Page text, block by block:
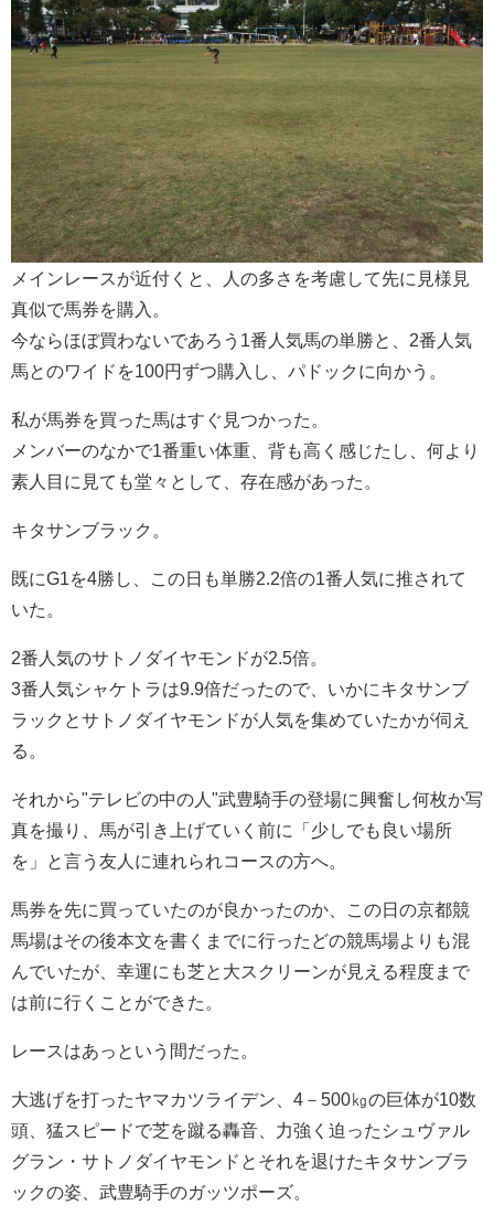
メインレースが近付くと、人の多さを考慮して先に見様見
真似で馬券を購入。
今ならほぼ買わないであろう1番人気馬の単勝と、2番人気
馬とのワイドを100円ずつ購入し、パドックに向かう。
私が馬券を買った馬はすぐ見つかった。
メンバーのなかで1番重い体重、背も高く感じたし、何より
素人目に見ても堂々として、存在感があった。
キタサンブラック。
既にG1を4勝し、この日も単勝2.2倍の1番人気に推されて
いた。
2番人気のサトノダイヤモンドが2.5倍。
3番人気シャケトラは9.9倍だったので、いかにキタサンブ
ラックとサトノダイヤモンドが人気を集めていたかが伺え
る。
それから"テレビの中の人"武豊騎手の登場に興奮し何枚か写
真を撮り、馬が引き上げていく前に「少しでも良い場所
を」と言う友人に連れられコースの方へ。
馬券を先に買っていたのが良かったのか、この日の京都競
馬場はその後本文を書くまでに行ったどの競馬場よりも混
んでいたが、幸運にも芝と大スクリーンが見える程度まで
は前に行くことができた。
レースはあっという間だった。
大逃げを打ったヤマカツライデン、4－500㎏の巨体が10数
頭、猛スピードで芝を蹴る轟音、力強く迫ったシュヴァル
グラン・サトノダイヤモンドとそれを退けたキタサンブラ
ックの姿、武豊騎手のガッツポーズ。